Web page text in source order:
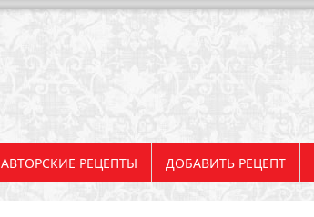
АВТОРСКИЕ РЕЦЕПТЫ ДОБАВИТЬ РЕЦЕПТ